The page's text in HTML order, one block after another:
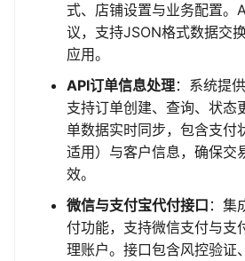
式、店铺设置与业务配置。
议，支持JSON格式数据交
应用。
API订单信息处理：系统提
支持订单创建、查询、状态
单数据实时同步，包含支付
适用）与客户信息，确保交
效。
微信与支付宝代付接口 ：集
付功能，支持微信支付与支
理账户。接口包含风控验证